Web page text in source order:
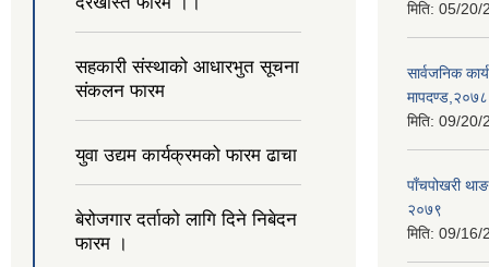
सहकारी संस्थाको आधारभुत सूचना
संकलन फारम
युवा उद्यम कार्यक्रमको फारम ढाचा
बेरोजगार दर्ताको लागि दिने निबेदन
फारम ।
मिति: 05/20/
सार्वजनिक
मापदण्ड,२०७८
मिति: 09/20/
पाँचपोखरी
२०७९
मिति: 09/16/